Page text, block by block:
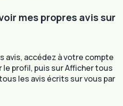
mes propres avis sur
avis, accédez à votre compte
le profil, puis sur Afficher tous
les avis écrits sur vous par